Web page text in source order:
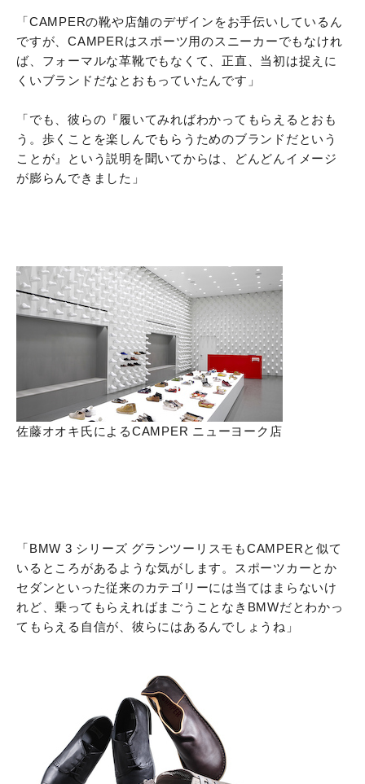
「CAMPERの靴や店舗のデザインをお手伝いしているん
ですが、CAMPERはスポーツ用のスニーカーでもなけれ
ば、フォーマルな革靴でもなくて、正直、当初は捉えに
くいブランドだなとおもっていたんです」
「でも、彼らの『履いてみればわかってもらえるとおも
う。歩くことを楽しんでもらうためのブランドだという
ことが』という説明を聞いてからは、どんどんイメージ
が膨らんできました」
佐藤オオキ氏によるCAMPER ニューヨーク店
「BMW 3 シリーズ グランツーリスモもCAMPERと似て
いるところがあるような気がします。スポーツカーとか
セダンといった従来のカテゴリーには当てはまらないけ
れど、乗ってもらえればまごうことなきBMWだとわかっ
てもらえる自信が、彼らにはあるんでしょうね」